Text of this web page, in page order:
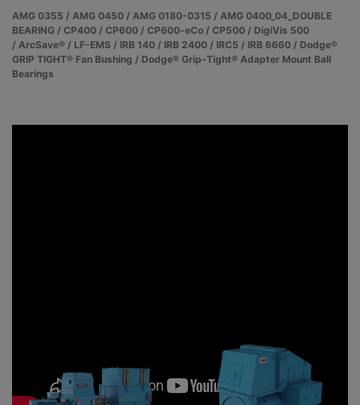
AMG 0355 / AMG 0450 / AMG 0180-0315 / AMG 0400_04_DOUBLE
BEARING / CP400 / CP600 / CP600-eCo / CP500 / DigiVis 500
/ ArcSave® / LF-EMS / IRB 140 / IRB 2400 / IRC5 / IRB 6660 / Dodge®
GRIP TIGHT® Fan Bushing / Dodge® Grip-Tight® Adapter Mount Ball
Bearings